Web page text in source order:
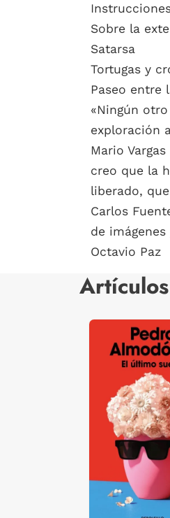
Sobre la
Satarsa
Tortugas y
Paseo entre
«Ningún
exploración
Mario
creo que la
liberado,
Carlos
de
Octavio Paz